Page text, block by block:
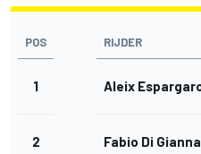
POS RIJDER
1 Aleix
2 Fabio Di